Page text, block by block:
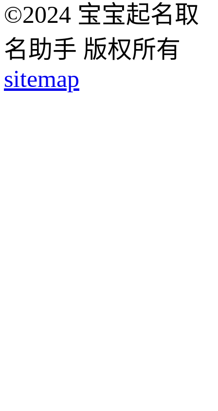
©2024 宝宝起名取
名助手 版权所有
sitemap